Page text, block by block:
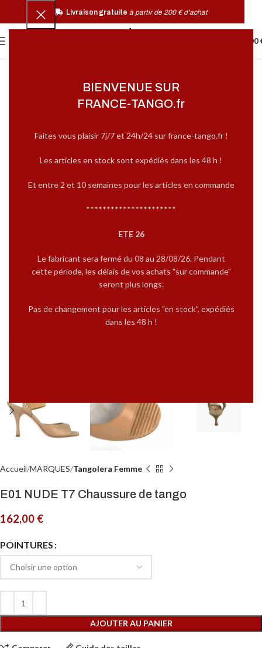
BIENVENUE SUR
FRANCE-TANGO.fr
Faites vous plaisir 7j/7 et 24h/24 sur france-tango.fr !
Les articles en stock sont expédiés dans les 48 h !
Et entre 2 et 10 semaines pour les articles en commande
**********************
ETE 26
Le fabricant sera fermé du 08 au 28/08/26. Pendant
cette période, les délais de vos achats "sur commande"
seront plus longs.
Pas de changement pour les articles "en stock", expédiés
dans les 48 h !
0,00
Accueil MARQUES Tangolera Femme
E01 NUDE T7 Chaussure de tango
162,00 €
POINTURES
AJOUTER AU PANIER
Livraison gratuite à partir de 200 € d'achat